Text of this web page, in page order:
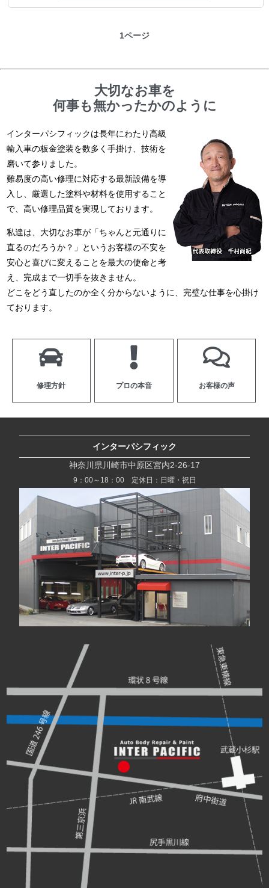
1ページ
大切なお車を
何事も無かったかのように
インターパシフィックは長年にわたり高級
輸入車の板金塗装を数多く手掛け、技術を
磨いて参りました。
難易度の高い修理に対応する最新設備を導
入し、厳選した塗料や材料を使用すること
で、高い修理品質を実現しております。
私達は、大切なお車が「ちゃんと元通りに
直るのだろうか？」というお客様の不安を
安心と喜びに変えることを最大の使命と考
え、完成まで一切手を抜きません。
どこをどう直したのか全く分からないように、完璧な仕事を心掛け
ております。
修理方針 プロの本音 お客様の声
インターパシフィック
神奈川県川崎市中原区宮内2-26-17
9：00～18：00 定休日：日曜・祝日